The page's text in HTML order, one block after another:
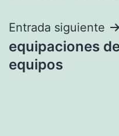
Entrada siguiente
equipaciones
equipos